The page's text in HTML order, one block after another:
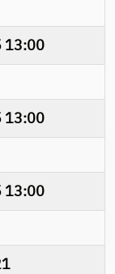
13:00
13:00
13:00